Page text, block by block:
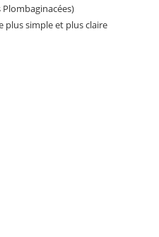
Plombaginacées)
plus simple et plus claire